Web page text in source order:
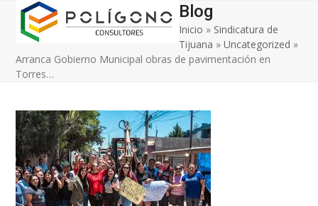
Skip
content
Open
mobile
menu
Close
mobile
menu
Blog
Inicio » Sindicatura de
Tijuana »Uncategorized »
Arranca Gobierno Municipal obras de pavimentación en
Torres…